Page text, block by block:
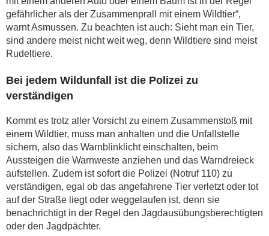
gefährlicher als der Zusammenprall mit einem Wildtier“,
warnt Asmussen. Zu beachten ist auch: Sieht man ein Tier,
sind andere meist nicht weit weg, denn Wildtiere sind meist
Rudeltiere.
Bei jedem Wildunfall ist die Polizei zu
verständigen
Kommt es trotz aller Vorsicht zu einem Zusammenstoß mit
einem Wildtier, muss man anhalten und die Unfallstelle
sichern, also das Warnblinklicht einschalten, beim
Aussteigen die Warnweste anziehen und das Warndreieck
aufstellen. Zudem ist sofort die Polizei (Notruf 110) zu
verständigen, egal ob das angefahrene Tier verletzt oder tot
auf der Straße liegt oder weggelaufen ist, denn sie
benachrichtigt in der Regel den Jagdausübungsberechtigten
oder den Jagdpächter.